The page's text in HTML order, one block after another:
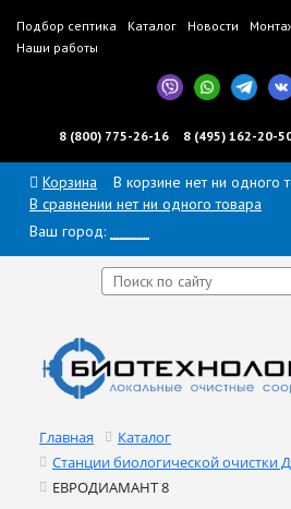
Подбор септика Каталог Новости
Наши работы
8 (800) 775-26-16 8 (495) 162-20-
Корзина
В корзине нет ни одного
В сравнении нет ни одного товара
Ваш город:
Главная
Каталог
Станции биологической очистки
ЕВРОДИАМАНТ 8